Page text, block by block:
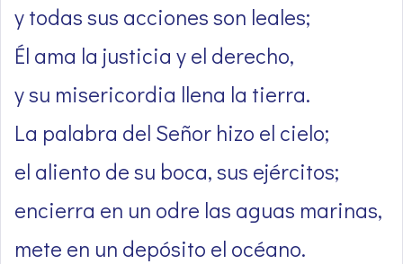
y todas sus acciones son leales;
Él ama la justicia y el derecho,
y su misericordia llena la tierra.
La palabra del Señor hizo el cielo;
el aliento de su boca, sus ejércitos;
encierra en un odre las aguas marinas,
mete en un depósito el océano.